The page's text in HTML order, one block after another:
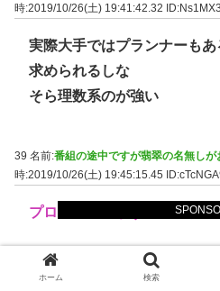
時:2019/10/26(土) 19:41:42.32
実際大手ではプランナーも
求められるしな
そら理数系のが強い
39 名前:番組の途中ですが翡翠の名無しが
時:2019/10/26(土) 19:45:15.45
プログラマにまず求められる
61 名前: 番組の途中ですが翡翠の名無しが
ホーム 検索